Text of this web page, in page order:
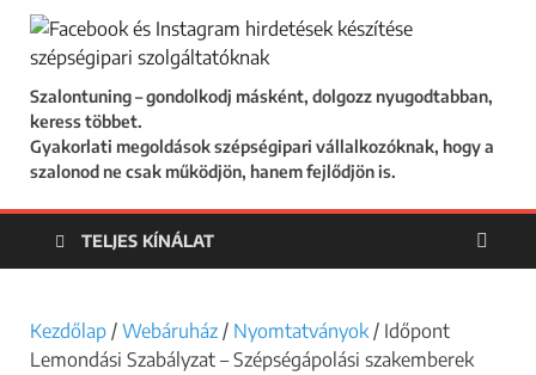
Szalontuning – gondolkodj másként, dolgozz nyugodtabban,
keress többet.
Gyakorlati megoldások szépségipari vállalkozóknak, hogy a
szalonod ne csak működjön, hanem fejlődjön is.
TELJES KÍNÁLAT
Kezdőlap / Webáruház / Nyomtatványok/ Időpont
Lemondási Szabályzat – Szépségápolási szakemberek